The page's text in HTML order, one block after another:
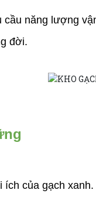
cầu năng lượng
đời.
ích của gạch xanh.